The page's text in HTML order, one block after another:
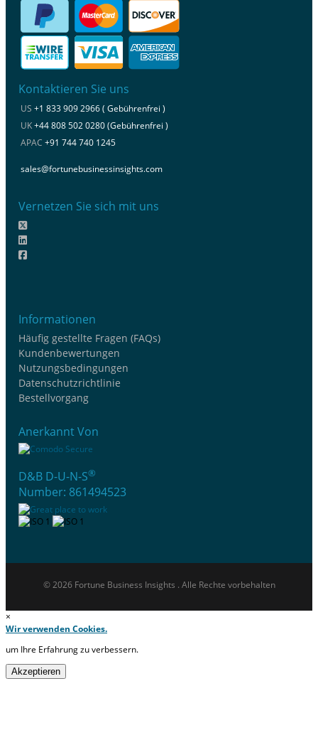
Kontaktieren Sie uns
US +1 833 909 2966 ( Gebührenfrei )
UK+44 808 502 0280 (Gebührenfrei )
APAC +91 744 740 1245
sales@fortunebusinessinsights.com
Vernetzen Sie sich mit uns
Informationen
Häufig gestellte Fragen (FAQs)
Kundenbewertungen
Nutzungsbedingungen
Datenschutzrichtlinie
Bestellvorgang
Anerkannt Von
D&B D-U-N-S®
Number: 861494523
© 2026 Fortune Business Insights . Alle Rechte vorbehalten
×
Wir verwenden Cookies.
um Ihre Erfahrung zu verbessern.
Akzeptieren